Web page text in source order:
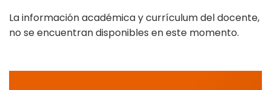
La información académica y currículum del docente,
no se encuentran disponibles en este momento.